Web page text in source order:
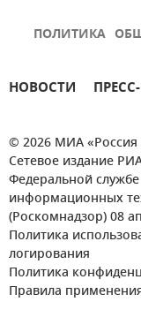
ПОЛИТИКА
НОВОСТИ
© 2026 МИА «Россия
Сетевое издание
Федеральной
информационных
(Роскомнадзор) 08
Политика
логирования
Политика
Правила